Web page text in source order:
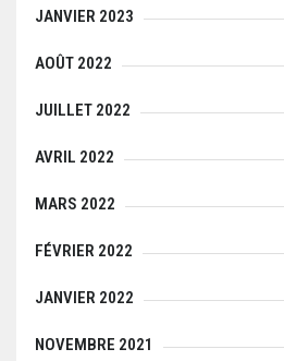
JANVIER 2023
AOÛT 2022
JUILLET 2022
AVRIL 2022
MARS 2022
FÉVRIER 2022
JANVIER 2022
NOVEMBRE 2021